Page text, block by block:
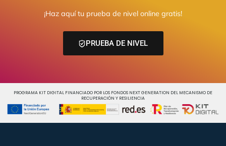
¡Haz aquí tu prueba de nivel online gratis!
PRUEBA DE NIVEL
PROGRAMA KIT DIGITAL FINANCIADO POR LOS FONDOS NEXT GENERATION DEL MECANISMO DE
RECUPERACIÓN Y RESILIENCIA